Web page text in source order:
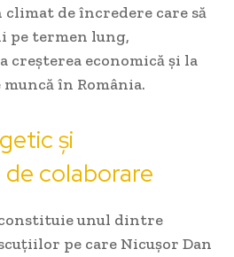
climat de încredere care să
pe termen lung,
economică și la
în România.
și
colaborare
unul dintre
pe care Nicușor Dan